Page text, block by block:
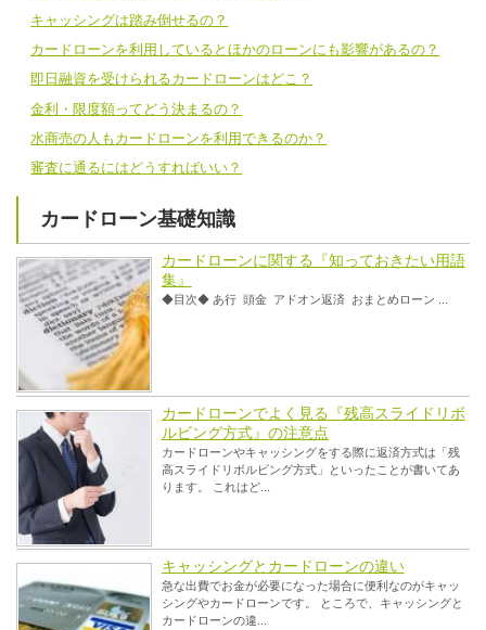
キャッシングは踏み倒せるの？
カードローンを利用しているとほかのローンにも影響があるの？
即日融資を受けられるカードローンはどこ？
金利・限度額ってどう決まるの？
水商売の人もカードローンを利用できるのか？
審査に通るにはどうすればいい？
カードローン基礎知識
カードローンに関する『知っておきたい用語
集』
◆目次◆ あ行 頭金 アドオン返済 おまとめローン ...
カードローンでよく見る『残高スライドリボ
ルビング方式』の注意点
カードローンやキャッシングをする際に返済方式は「残
高スライドリボルビング方式」といったことが書いてあ
ります。 これはど...
キャッシングとカードローンの違い
急な出費でお金が必要になった場合に便利なのがキャッ
シングやカードローンです。 ところで、キャッシングと
カードローンの違...